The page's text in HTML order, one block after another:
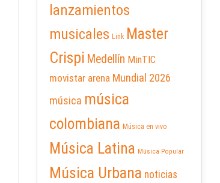
lanzamientos
musicales Link Master
Crispi Medellín MinTIC
movistar arena Mundial 2026
música música
colombiana Música en vivo
Música Latina Música Popular
Música Urbana noticias